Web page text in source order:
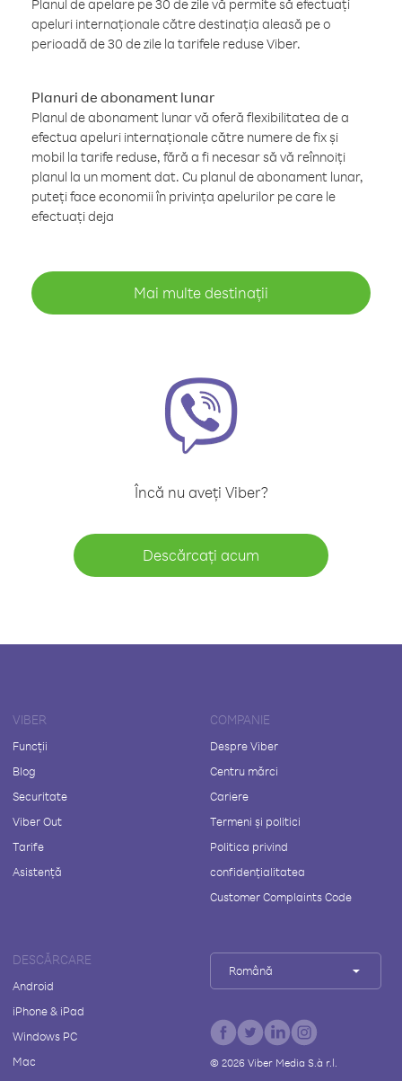
Planul de apelare pe 30 de zile vă permite să efectuați
apeluri internaționale către destinația aleasă pe o
perioadă de 30 de zile la tarifele reduse Viber.
Planuri de abonament lunar
Planul de abonament lunar vă oferă flexibilitatea de a
efectua apeluri internaționale către numere de fix și
mobil la tarife reduse, fără a fi necesar să vă reînnoiți
planul la un moment dat. Cu planul de abonament lunar,
puteți face economii în privința apelurilor pe care le
efectuați deja
Mai multe destinații
Încă nu aveți Viber?
Descărcați acum
VIBER
Funcții
Blog
Securitate
Viber Out
Tarife
Asistență
COMPANIE
Despre Viber
Centru mărci
Cariere
Termeni și politici
Politica privind
confidențialitatea
Customer Complaints Code
DESCĂRCARE
Android
iPhone & iPad
Windows PC
Mac
Română
© 2026Viber Media S.à r.l.